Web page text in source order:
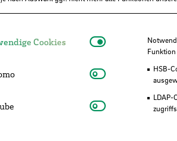
Cookies Notwendige
HSB-
LDAP-
Matomo
Youtube